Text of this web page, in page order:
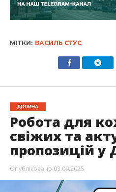
МІТКИ: ВАСИЛЬ СТУС
ДОЛИНА
Робота для
свіжих та
пропозицій у
Опубліковано 03.09.2025